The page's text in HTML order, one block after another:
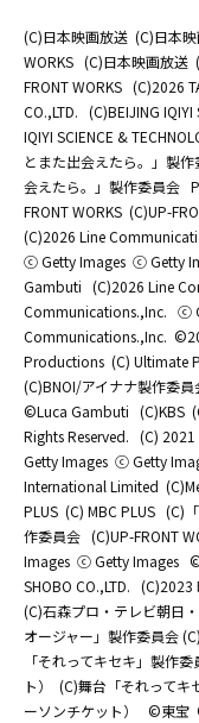
(C)日本映画放送 (C)日本
WORKS (C)日本映画放送
FRONT WORKS (C)2026
CO.,LTD. (C)BEIJING IQIYI
IQIYI SCIENCE &
とまた出会えたら。」製作
会えたら。」製作委員会
FRONT WORKS (C)UP-
(C)2026 Line
ⓒ Getty Images ⓒ Getty
Gambuti (C)2026 Line
Communications.,Inc. ⓒ
Communications.,Inc.
Productions (C) Ultimate
(C)BNOI/アイナナ製作委員
©Luca Gambuti (C)KBS
Rights Reserved. (C) 2021
Getty Images ⓒ Getty
International Limited
PLUS (C) MBC PLUS (C)
作委員会 (C)UP-FRONT
Images ⓒ Getty Images
SHOBO CO.,LTD. (C)2023
(C)石森プロ・テレビ朝日
オージャー」製作委員会
「それってキセキ」製作
ト）
(C)舞台「それってキ
ーソンチケット）
©東宝